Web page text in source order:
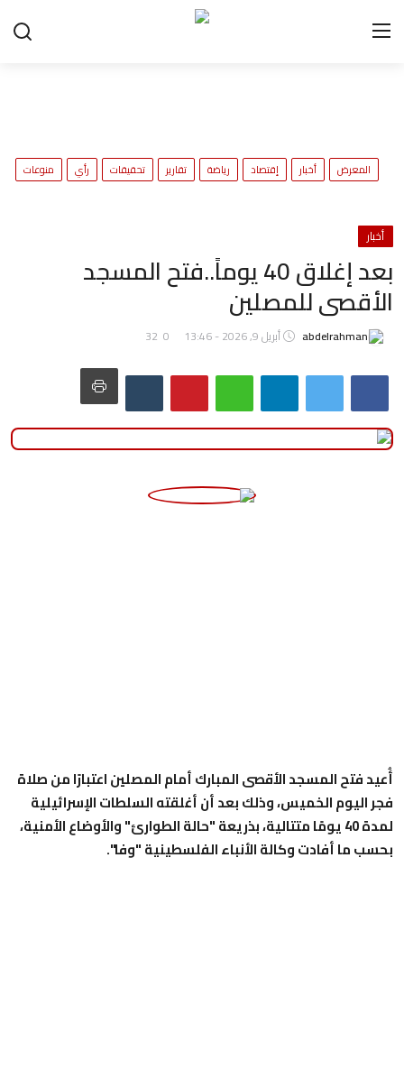
المعرض أخبار إقتصاد رياضة تقارير تحقيقات رأي منوعات
أخبار
بعد إغلاق 40 يوماً..فتح المسجد
الأقصى للمصلين
abdelrahman أبريل 9, 2026 - 13:46
أُعيد فتح المسجد الأقصى المبارك أمام المصلين اعتبارًا من صلاة
فجر اليوم الخميس، وذلك بعد أن أغلقته السلطات الإسرائيلية
لمدة 40 يومًا متتالية، بذريعة "حالة الطوارئ" والأوضاع الأمنية،
بحسب ما أفادت وكالة الأنباء الفلسطينية "وفا".